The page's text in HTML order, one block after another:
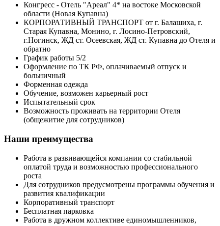
Конгресс - Отель "Ареал" 4* на востоке Московской
области (Новая Купавна)
КОРПОРАТИВНЫЙ ТРАНСПОРТ от г. Балашиха, г.
Старая Купавна, Монино, г. Лосино-Петровский,
г.Ногинск, ЖД ст. Осеевская, ЖД ст. Купавна до Отеля и
обратно
График работы 5/2
Оформление по ТК РФ, оплачиваемый отпуск и
больничный
Форменная одежда
Обучение, возможен карьерный рост
Испытательный срок
Возможность проживать на территории Отеля
(общежитие для сотрудников)
Наши преимущества
Работа в развивающейся компании со стабильной
оплатой труда и возможностью профессионального
роста
Для сотрудников предусмотрены программы обучения и
развития квалификации
Корпоративный транспорт
Бесплатная парковка
Работа в дружном коллективе единомышленников,